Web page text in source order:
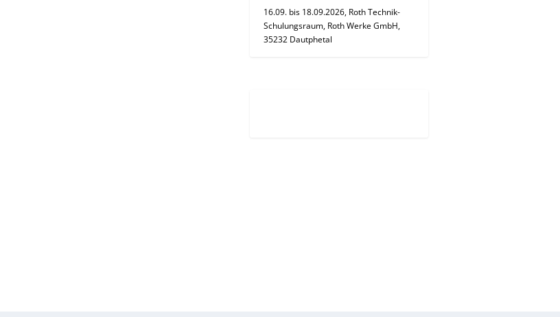
16.09. bis 18.09.2026, Roth Technik-
Schulungsraum, Roth Werke GmbH,
35232 Dautphetal